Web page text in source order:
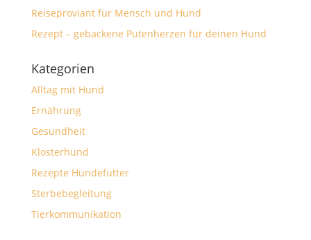
Reiseproviant für Mensch und Hund
Rezept – gebackene Putenherzen für deinen Hund
Kategorien
Alltag mit Hund
Ernährung
Gesundheit
Klosterhund
Rezepte Hundefutter
Sterbebegleitung
Tierkommunikation